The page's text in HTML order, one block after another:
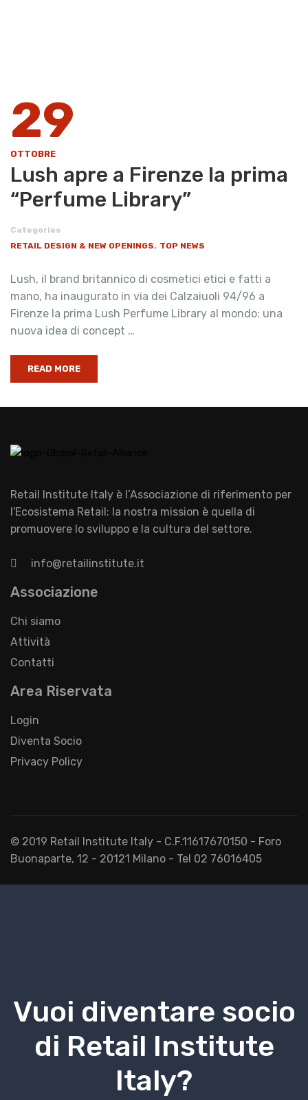
29
OTTOBRE
Lush apre a Firenze la prima
“Perfume Library”
Categories
RETAIL DESIGN & NEW OPENINGS, TOP NEWS
Lush, il brand britannico di cosmetici etici e fatti a
mano, ha inaugurato in via dei Calzaiuoli 94/96 a
Firenze la prima Lush Perfume Library al mondo: una
nuova idea di concept …
READ MORE
Retail Institute Italy è l’Associazione di riferimento per
l'Ecosistema Retail: la nostra mission è quella di
promuovere lo sviluppo e la cultura del settore.
info@retailinstitute.it
Associazione
Chi siamo
Attività
Contatti
Area Riservata
Login
Diventa Socio
Privacy Policy
© 2019 Retail Institute Italy - C.F.11617670150 - Foro
Buonaparte, 12 - 20121 Milano - Tel 02 76016405
Vuoi diventare socio
di Retail Institute
Italy?